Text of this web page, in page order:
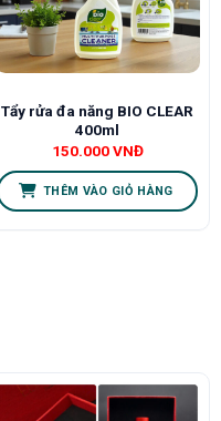
Tẩy rửa đa năng BIO CLEAR
400ml
150.000VNĐ
THÊM VÀO GIỎ HÀNG